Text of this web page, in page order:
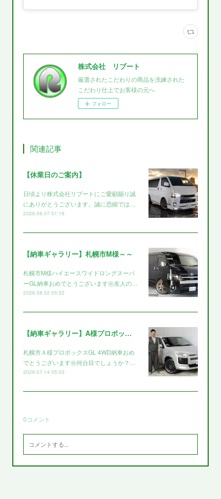
株式会社 リブート
厳選されたこだわりの商品を洗練された
こだわり仕上でお客様の元へ
フォロー
関連記事
【休業日のご案内】
日頃より株式会社リブートにご愛顧賜り誠
にありがとうございます。誠に恐縮では…
2026.08.07 01:18
【納車ギャラリー】札幌市M様～～
札幌市M様ハイエースワイドロングスーパ
ーGL納車おめでとうございます㊗️友人の…
2026.08.02 05:52
【納車ギャラリー】A様プロボックス～～
札幌市Ａ様プロボックスGL 4WD納車おめ
でとうございます㊗️何台目でしょうか？…
2026.07.14 05:03
0コメント